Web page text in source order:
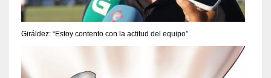
Giráldez: “Estoy contento con la actitud del equipo”